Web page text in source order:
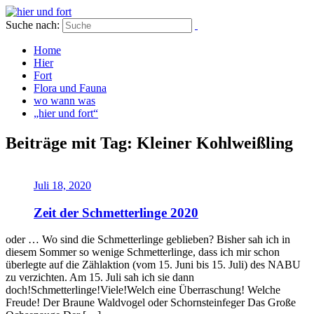
Suche nach:
Home
Hier
Fort
Flora und Fauna
wo wann was
„hier und fort“
Beiträge mit Tag: Kleiner Kohlweißling
Juli 18, 2020
Zeit der Schmetterlinge 2020
oder … Wo sind die Schmetterlinge geblieben? Bisher sah ich in
diesem Sommer so wenige Schmetterlinge, dass ich mir schon
überlegte auf die Zählaktion (vom 15. Juni bis 15. Juli) des NABU
zu verzichten. Am 15. Juli sah ich sie dann
doch!Schmetterlinge!Viele!Welch eine Überraschung! Welche
Freude! Der Braune Waldvogel oder Schornsteinfeger Das Große